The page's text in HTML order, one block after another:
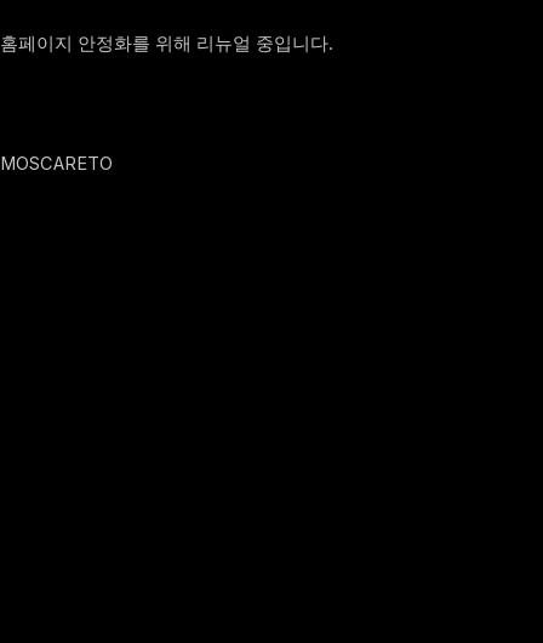
홈페이지 안정화를 위해 리뉴얼 중입니다.
MOSCARETO